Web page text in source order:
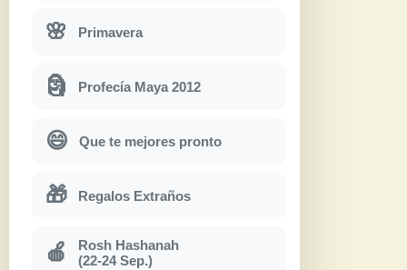
🌸 Primavera
🗿 Profecía Maya 2012
😄 Que te mejores pronto
🎁 Regalos Extraños
🍎
Rosh Hashanah
(22-24 Sep.)